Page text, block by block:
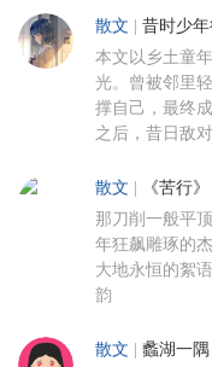
散文 昔时少
本文以乡土童
光。曾被邻里
撑自己，最终
之后，昔日敌
散文 《苦行》
那刀削一般平
年狂飙雕琢的
大地永恒的絮
韵
散文 蠡湖一隅